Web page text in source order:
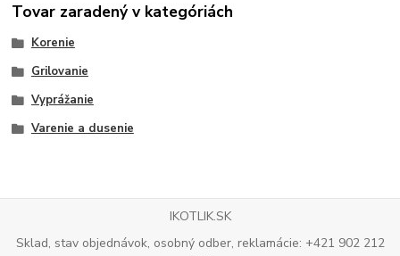
Tovar zaradený v kategóriách
Korenie
Grilovanie
Vyprážanie
Varenie a dusenie
IKOTLIK.SK
Sklad, stav objednávok, osobný odber, reklamácie: +421 902 212